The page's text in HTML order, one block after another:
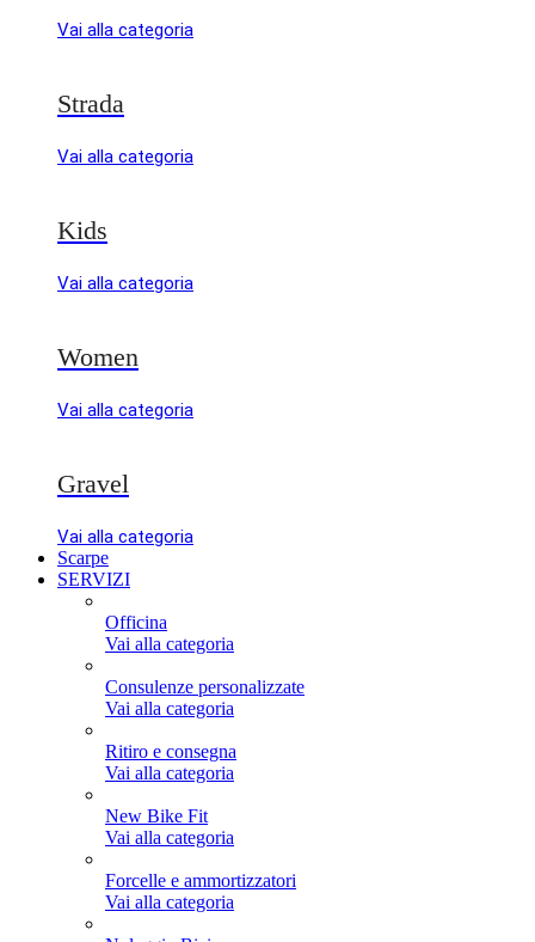
Vai alla categoria
Strada
Vai alla categoria
Kids
Vai alla categoria
Women
Vai alla categoria
Gravel
Vai alla categoria
Scarpe
SERVIZI
Officina
Vai alla categoria
Consulenze personalizzate
Vai alla categoria
Ritiro e consegna
Vai alla categoria
New Bike Fit
Vai alla categoria
Forcelle e ammortizzatori
Vai alla categoria